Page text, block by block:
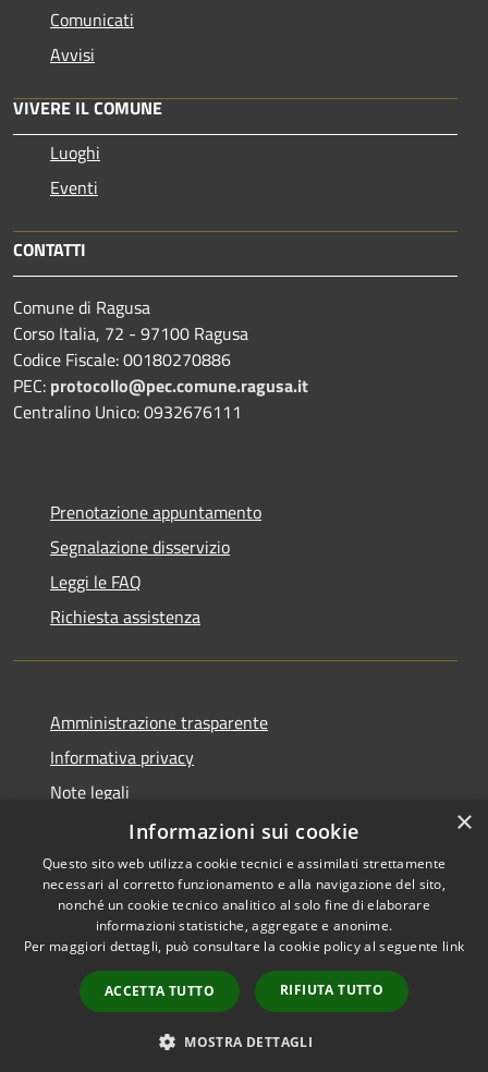
Comunicati
Avvisi
VIVERE IL COMUNE
Luoghi
Eventi
CONTATTI
Comune di Ragusa
Corso Italia, 72 - 97100 Ragusa
Codice Fiscale: 00180270886
PEC: protocollo@pec.comune.ragusa.it
Centralino Unico: 0932676111
Prenotazione appuntamento
Segnalazione disservizio
Leggi le FAQ
Richiesta assistenza
Amministrazione trasparente
Informativa privacy
Note legali
Dichiarazione di accessibilità
RSS
Accessibility
Copyright © 2026 • Town of
Ragusa • Powered by
Municipium•
Admin
access
×
Informazioni sui cookie
Questo sito web utilizza cookie tecnici e assimilati strettamente
necessari al corretto funzionamento e alla navigazione del sito,
nonché un cookie tecnico analitico al solo fine di elaborare
informazioni statistiche, aggregate e anonime.
Per maggiori dettagli, può consultare la cookie policy al seguente link
ACCETTA TUTTO RIFIUTA TUTTO
MOSTRA DETTAGLI